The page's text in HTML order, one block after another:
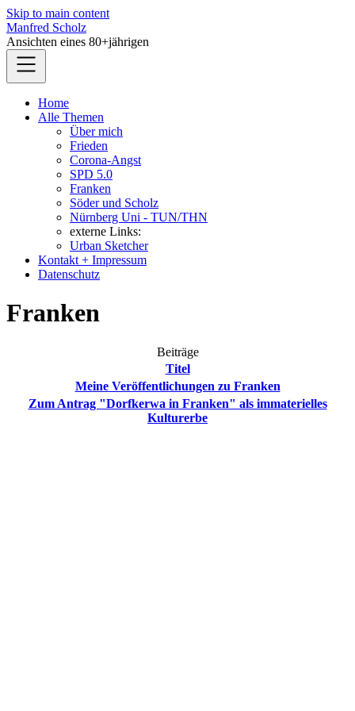
Skip to main content
Manfred Scholz
Ansichten eines 80+jährigen
Home
Alle Themen
Über mich
Frieden
Corona-Angst
SPD 5.0
Franken
Söder und Scholz
Nürnberg Uni - TUN/THN
externe Links:
Urban Sketcher
Kontakt + Impressum
Datenschutz
Franken
Beiträge
Titel
Meine Veröffentlichungen zu Franken
Zum Antrag "Dorfkerwa in Franken" als immaterielles
Kulturerbe